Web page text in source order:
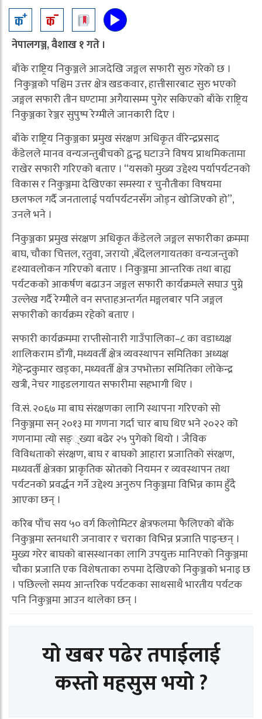
नेपालगञ्ज, वैशाख १ गते ।
बाँके राष्ट्रिय निकुञ्जले आजदेखि जङ्गल सफारी सुरु गरेको छ ।
निकुञ्जको पश्चिम उत्तर क्षेत्र खडकवार, हात्तीसारबाट सुरु भएको
जङ्गल सफारी तीन घण्टामा अगैयासम्म पुगेर सकिएको बाँके राष्ट्रिय
निकुञ्जका रेञ्जर सुपुष्प रेग्मीले जानकारी दिए ।
बाँके राष्ट्रिय निकुञ्जका प्रमुख संरक्षण अधिकृत वीरेन्द्रप्रसाद
कँडेलले मानव वन्यजन्तुबीचको द्वन्द्व घटाउने विषय प्राथमिकतामा
राखेर सफारी गरिएको बताए । “यसको मुख्य उद्देश्य पर्यापर्यटनको
विकास र निकुञ्जमा देखिएका समस्या र चुनौतीका विषयमा
छलफल गर्दै जनतालाई पर्यापर्यटनसँग जोड्न खोजिएको हो”,
उनले भने ।
निकुञ्जका प्रमुख संरक्षण अधिकृत कँडेलले जङ्गल सफारीका क्रममा
बाघ, चौका चित्तल, रतुवा, जरायो ,बँदेललगायतका वन्यजन्तुको
दृश्यावलोकन गरिएको बताए । निकुञ्जमा आन्तरिक तथा बाह्य
पर्यटकको आकर्षण बढाउन जङ्गल सफारी कार्यक्रमले सघाउ पुग्ने
उल्लेख गर्दै रेग्मीले वन सप्ताहअन्तर्गत मङ्गलबार पनि जङ्गल
सफारीको कार्यक्रम रहेको बताए ।
सफारी कार्यक्रममा राप्तीसोनारी गाउँपालिका–८ का वडाध्यक्ष
शालिकराम डाँगी, मध्यवर्ती क्षेत्र व्यवस्थापन समितिका अध्यक्ष
गेहेन्द्रकुमार खड्का, मध्यवर्ती क्षेत्र उपभोक्ता समितिका लोकेन्द्र
खत्री, नेचर गाइडलगायत सफारीमा सहभागी थिए ।
वि.सं. २०६७ मा बाघ संरक्षणका लागि स्थापना गरिएको सो
निकुञ्जमा सन् २०१३ मा गणना गर्दा चार बाघ थिए भने २०२२ को
गणनामा त्यो सङ््ख्या बढेर २५ पुगेको थियो । जैविक
विविधताको संरक्षण, बाघ र बाघको आहारा प्रजातिको संरक्षण,
मध्यवर्ती क्षेत्रका प्राकृतिक स्रोतको नियमन र व्यवस्थापन तथा
पर्यटनको प्रवर्द्धन गर्ने उद्देश्य अनुरुप निकुञ्जमा विभिन्न काम हुँदै
आएका छन् ।
करिब पाँच सय ५० वर्ग किलोमिटर क्षेत्रफलमा फैलिएको बाँके
निकुञ्जमा स्तनधारी जनावार र चराका विभिन्न प्रजाति पाइन्छन् ।
मुख्य गरेर बाघको बासस्थानका लागि उपयुक्त मानिएको निकुञ्जमा
चौका प्रजाति एक विशेषताका रुपमा देखिएको निकुञ्जको भनाइ छ
। पछिल्लो समय आन्तरिक पर्यटकका साथसाथै भारतीय पर्यटक
पनि निकुञ्जमा आउन थालेका छन् ।
यो खबर पढेर तपाईलाई
कस्तो महसुस भयो ?